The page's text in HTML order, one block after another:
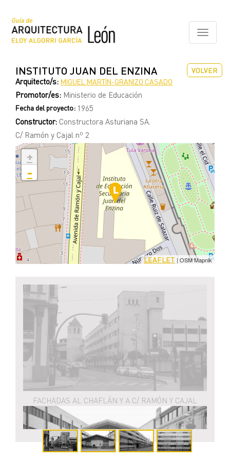
contenido
principal
Toggle
VOLVER
INSTITUTO JUAN DEL ENZINA
Arquitecto/s: MIGUEL MARTÍN-GRANIZO CASADO
Promotor/es: Ministerio de Educación
Fecha del proyecto: 1965
Constructor: Constructora Asturiana SA.
C/ Ramón y Cajal nº 2
+
-
LEAFLET | OSM Mapnik
FACHADAS AL CHAFLÁN Y A C/ RAMÓN Y CAJAL